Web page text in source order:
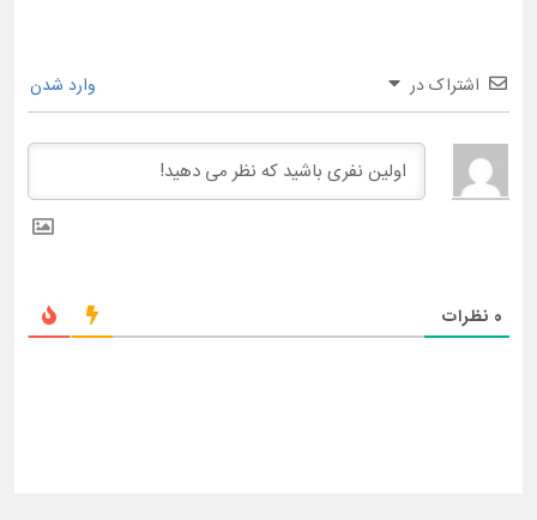
اشتراک در وارد شدن
0 نظرات